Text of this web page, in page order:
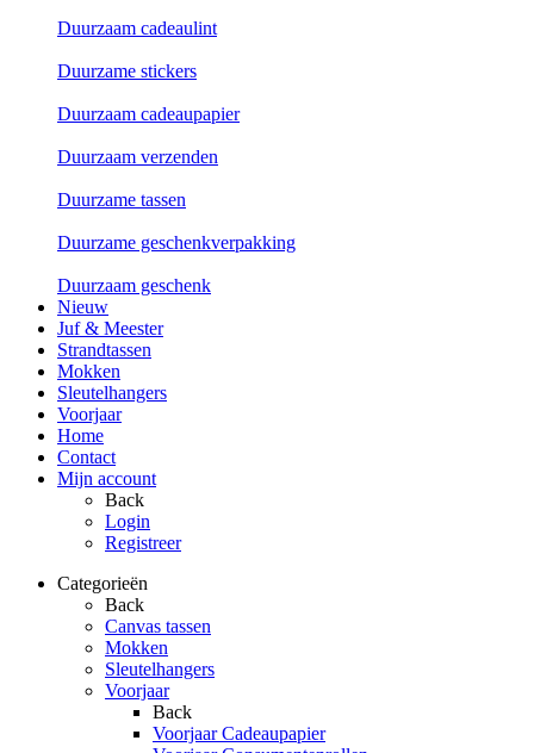
Duurzaam cadeaulint
Duurzame stickers
Duurzaam cadeaupapier
Duurzaam verzenden
Duurzame tassen
Duurzame geschenkverpakking
Duurzaam geschenk
Nieuw
Juf & Meester
Strandtassen
Mokken
Sleutelhangers
Voorjaar
Home
Contact
Mijn account
Back
Login
Registreer
Categorieën
Back
Canvas tassen
Mokken
Sleutelhangers
Voorjaar
Back
Voorjaar Cadeaupapier